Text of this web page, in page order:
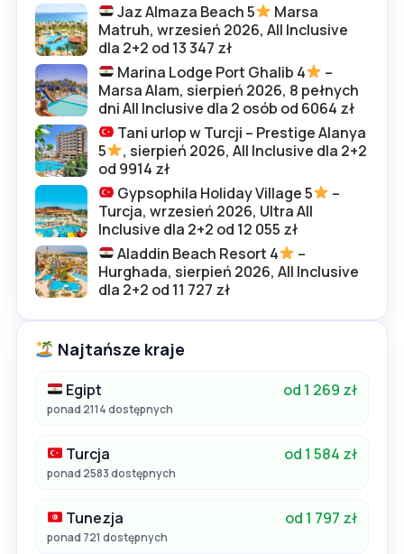
Jaz Almaza Beach 5
Marsa
Matruh, wrzesień 2026, All Inclusive
dla 2+2 od 13 347 zł
Marina Lodge Port Ghalib 4
–
Marsa Alam, sierpień 2026, 8 pełnych
dni All Inclusive dla 2 osób od 6064 zł
Tani urlop w Turcji – Prestige Alanya
5
, sierpień 2026, All Inclusive dla 2+2
od 9914 zł
Gypsophila Holiday Village 5
–
Turcja, wrzesień 2026, Ultra All
Inclusive dla 2+2 od 12 055 zł
Aladdin Beach Resort 4
–
Hurghada, sierpień 2026, All Inclusive
dla 2+2 od 11 727 zł
Najtańsze kraje
Egipt od 1 269 zł
ponad 2114 dostępnych
Turcja od 1 584 zł
ponad 2583 dostępnych
Tunezja od 1 797 zł
ponad 721 dostępnych